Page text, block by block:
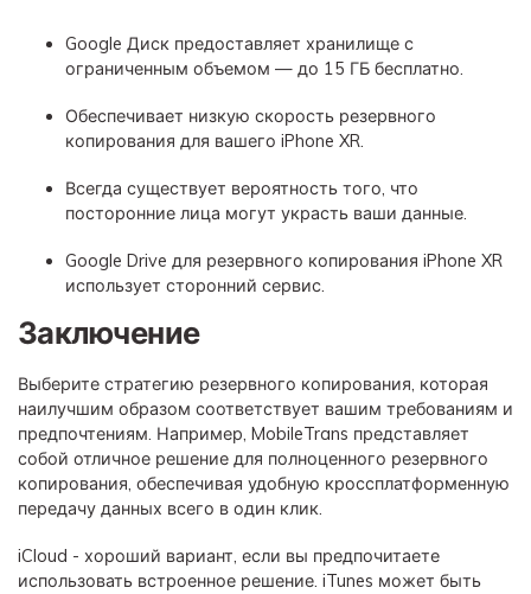
Google Диск предоставляет хранилище с
ограниченным объемом — до 15 ГБ бесплатно.
Обеспечивает низкую скорость резервного
копирования для вашего iPhone XR.
Всегда существует вероятность того, что
посторонние лица могут украсть ваши данные.
Google Drive для резервного копирования iPhone XR
использует сторонний сервис.
Заключение
Выберите стратегию резервного копирования, которая
наилучшим образом соответствует вашим требованиям и
предпочтениям. Например, MobileTrans представляет
собой отличное решение для полноценного резервного
копирования, обеспечивая удобную кроссплатформенную
передачу данных всего в один клик.
iCloud - хороший вариант, если вы предпочитаете
использовать встроенное решение. iTunes может быть